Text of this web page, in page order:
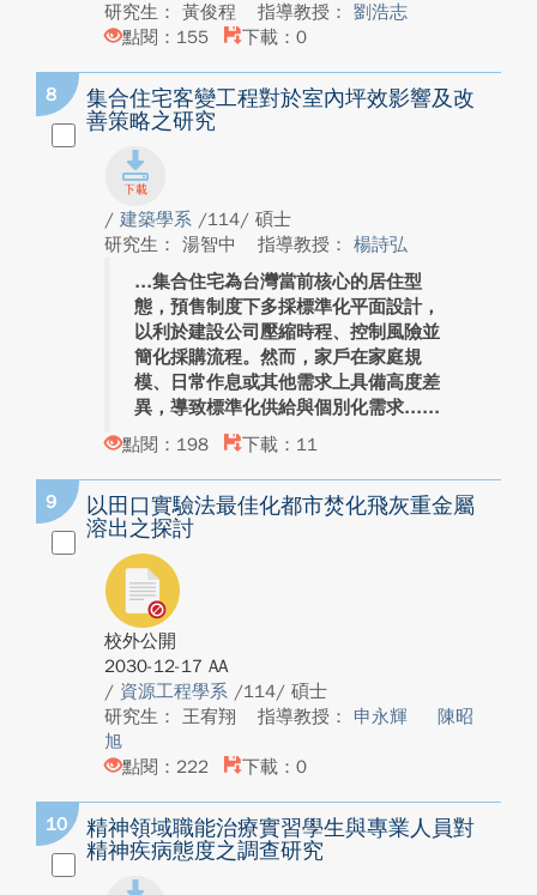
研究生： 黃俊程
指導教授： 劉浩志
點閱：155
下載：0
8
集合住宅客變工程對於室內坪效影響及改
善策略之研究
/ 建築學系 /114/ 碩士
研究生： 湯智中
指導教授： 楊詩弘
集合住宅為台灣當前核心的居住型
態，預售制度下多採標準化平面設計，
以利於建設公司壓縮時程、控制風險並
簡化採購流程。然而，家戶在家庭規
模、日常作息或其他需求上具備高度差
異，導致標準化供給與個別化需求...
點閱：198
下載：11
9
以田口實驗法最佳化都市焚化飛灰重金屬
溶出之探討
校外公開
2030-12-17 AA
/ 資源工程學系 /114/ 碩士
研究生： 王宥翔
指導教授： 申永輝
陳昭
旭
點閱：222
下載：0
10
精神領域職能治療實習學生與專業人員對
精神疾病態度之調查研究